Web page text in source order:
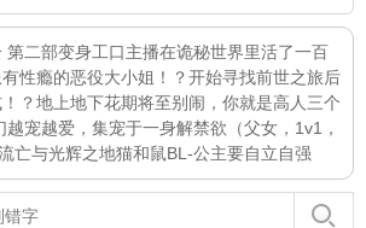
第二部变身工口主播在诡秘世界里活了一百
性瘾的恶役大小姐！？开始寻找前世之旅后
？地上地下花期将至别闹，你就是高人 三个
越宠越爱，集宠于一身解禁欲（父女，1v1，
亡与光辉之地猫和鼠BL-公主要自立自强